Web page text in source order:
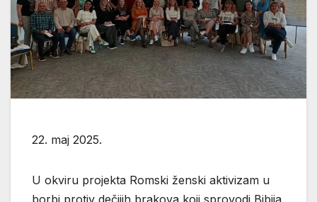
22. maj 2025.
U okviru projekta Romski ženski aktivizam u
borbi protiv dečijih brakova koji sprovodi Bibija